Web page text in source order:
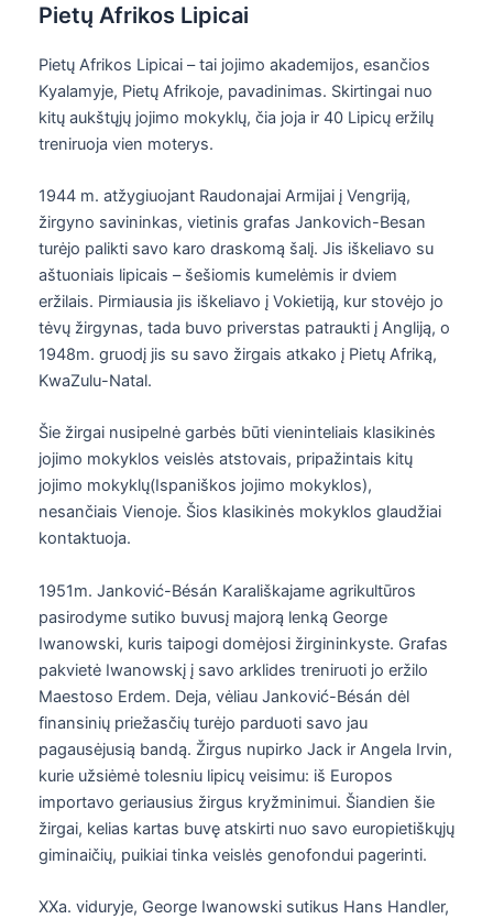
Pietų Afrikos Lipicai
Pietų Afrikos Lipicai – tai jojimo akademijos, esančios
Kyalamyje, Pietų Afrikoje, pavadinimas. Skirtingai nuo
kitų aukštųjų jojimo mokyklų, čia joja ir 40 Lipicų eržilų
treniruoja vien moterys.
1944 m. atžygiuojant Raudonajai Armijai į Vengriją,
žirgyno savininkas, vietinis grafas Jankovich-Besan
turėjo palikti savo karo draskomą šalį. Jis iškeliavo su
aštuoniais lipicais – šešiomis kumelėmis ir dviem
eržilais. Pirmiausia jis iškeliavo į Vokietiją, kur stovėjo jo
tėvų žirgynas, tada buvo priverstas patraukti į Angliją, o
1948m. gruodį jis su savo žirgais atkako į Pietų Afriką,
KwaZulu-Natal.
Šie žirgai nusipelnė garbės būti vieninteliais klasikinės
jojimo mokyklos veislės atstovais, pripažintais kitų
jojimo mokyklų(Ispaniškos jojimo mokyklos),
nesančiais Vienoje. Šios klasikinės mokyklos glaudžiai
kontaktuoja.
1951m. Janković-Bésán Karališkajame agrikultūros
pasirodyme sutiko buvusį majorą lenką George
Iwanowski, kuris taipogi domėjosi žirgininkyste. Grafas
pakvietė Iwanowskį į savo arklides treniruoti jo eržilo
Maestoso Erdem. Deja, vėliau Janković-Bésán dėl
finansinių priežasčių turėjo parduoti savo jau
pagausėjusią bandą. Žirgus nupirko Jack ir Angela Irvin,
kurie užsiėmė tolesniu lipicų veisimu: iš Europos
importavo geriausius žirgus kryžminimui. Šiandien šie
žirgai, kelias kartas buvę atskirti nuo savo europietiškųjų
giminaičių, puikiai tinka veislės genofondui pagerinti.
XXa. viduryje, George Iwanowski sutikus Hans Handler,